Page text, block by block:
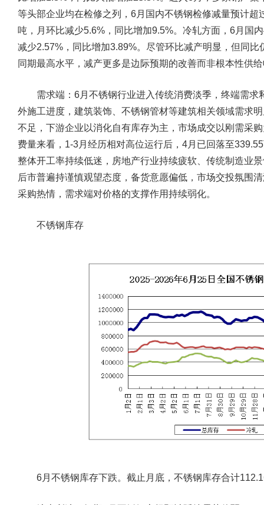
等头部企业均在检修之列，6月国内不锈钢检修减量预计
吨，月环比减少5.6%，同比增加9.5%。冷轧方面，6月国
减少2.57%，同比增加3.89%。尽管环比减产明显，但同
同期最高水平，减产更多是边际预期的改善而非根本性供
需求端： 6月不锈钢行业进入传统消费淡季，终端需
外施工进度，建筑装饰、不锈钢管材等建筑相关领域需求
不足，下游企业以消化自有库存为主，市场成交以刚需采
费量来看，1-3月经历相对高位运行后，4月已回落至
整体开工率持续低迷，房地产行业持续疲软、传统制造业
后市普遍持谨慎观望态度，备货意愿偏低，市场交投氛围
采购热情，需求端对价格的支撑作用持续弱化。
不锈钢库存
6月不锈钢库存下跌。截止月底，不锈钢库存合计